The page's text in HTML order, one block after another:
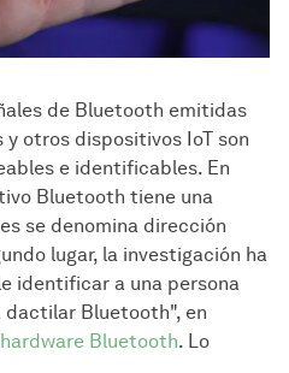
de Bluetooth emitidas
otros dispositivos IoT son
e identificables. En
Bluetooth tiene una
se denomina dirección
lugar, la investigación ha
identificar a una persona
dactilar Bluetooth", en
Bluetooth. Lo